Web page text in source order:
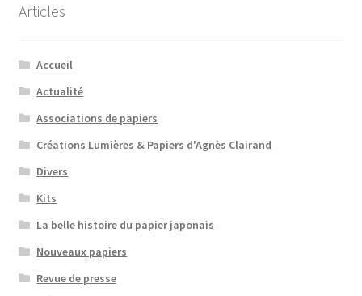
Articles
Accueil
Actualité
Associations de papiers
Créations Lumières & Papiers d'Agnès Clairand
Divers
Kits
La belle histoire du papier japonais
Nouveaux papiers
Revue de presse